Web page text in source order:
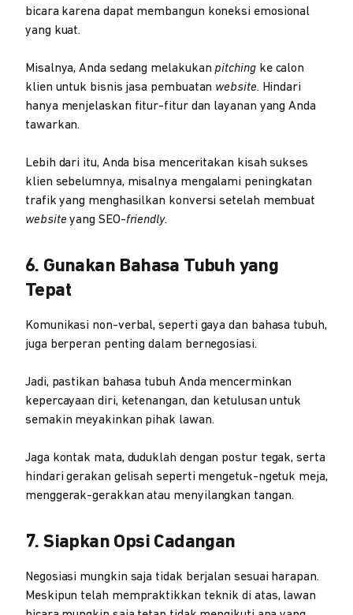
bicara karena dapat membangun koneksi emosional
yang kuat.
Misalnya, Anda sedang melakukan pitchingke calon
klien untuk bisnis jasa pembuatan website. Hindari
hanya menjelaskan fitur-fitur dan layanan yang Anda
tawarkan.
Lebih dari itu, Anda bisa menceritakan kisah sukses
klien sebelumnya, misalnya mengalami peningkatan
trafik yang menghasilkan konversi setelah membuat
website yang SEO-friendly.
6. Gunakan Bahasa Tubuh yang
Tepat
Komunikasi non-verbal, seperti gaya dan bahasa tubuh,
juga berperan penting dalam bernegosiasi.
Jadi, pastikan bahasa tubuh Anda mencerminkan
kepercayaan diri, ketenangan, dan ketulusan untuk
semakin meyakinkan pihak lawan.
Jaga kontak mata, duduklah dengan postur tegak, serta
hindari gerakan gelisah seperti mengetuk-ngetuk meja,
menggerak-gerakkan atau menyilangkan tangan.
7. Siapkan Opsi Cadangan
Negosiasi mungkin saja tidak berjalan sesuai harapan.
Meskipun telah mempraktikkan teknik di atas, lawan